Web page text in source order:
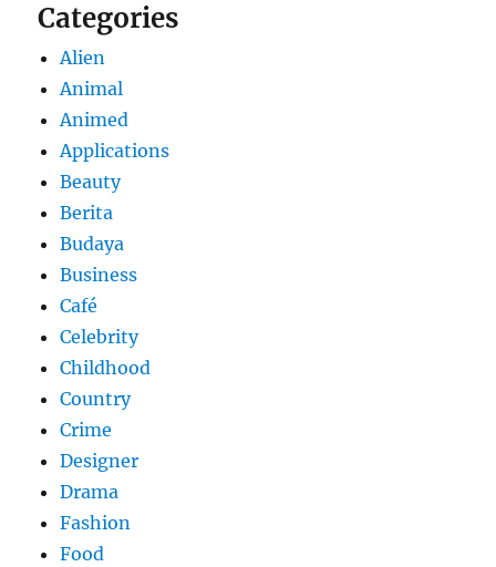
Categories
Alien
Animal
Animed
Applications
Beauty
Berita
Budaya
Business
Café
Celebrity
Childhood
Country
Crime
Designer
Drama
Fashion
Food